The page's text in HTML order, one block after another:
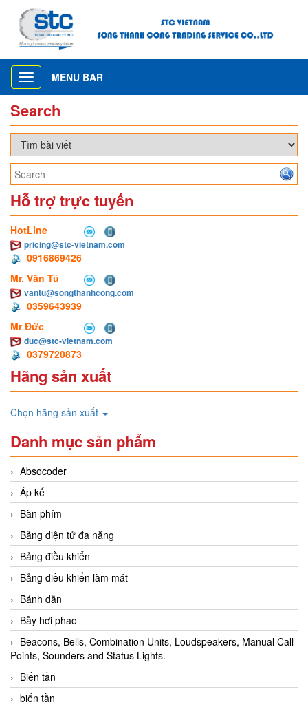
Toggle
navigation
MENU BAR
Search
Hỗ trợ trực tuyến
HotLine
pricing@stc-vietnam.com
0916869426
Mr. Văn Tú
vantu@songthanhcong.com
0359643939
Mr Đức
duc@stc-vietnam.com
0379720873
Hãng sản xuất
Chọn hãng sản xuất
Danh mục sản phẩm
Absocoder
Áp kế
Bàn phím
Bảng diện tử đa năng
Bảng điều khiển
Bảng điều khiển làm mát
Bánh dẫn
Bẫy hơi phao
Beacons, Bells, Combination Units, Loudspeakers, Manual Call
Points, Sounders and Status Lights.
Biến tần
biến tần